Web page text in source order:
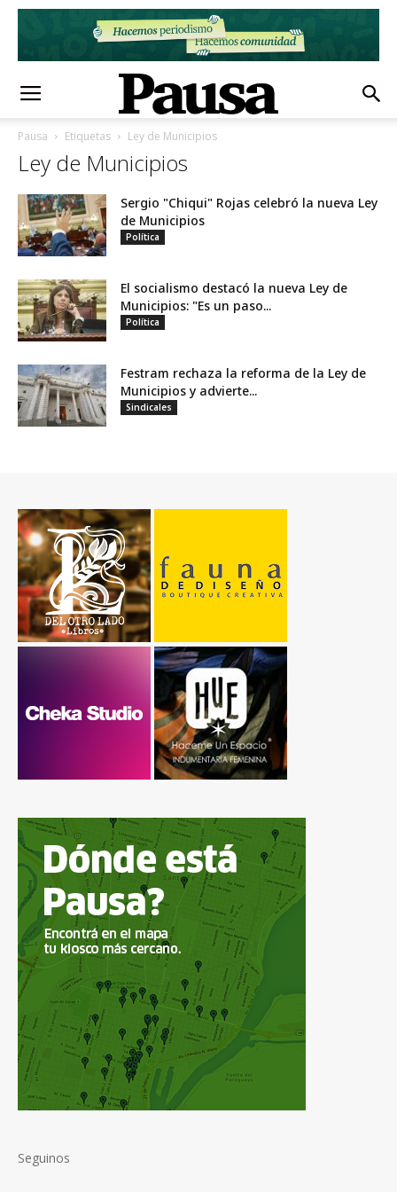
Pausa Etiquetas Ley de Municipios
Ley de Municipios
Sergio "Chiqui" Rojas celebró la nueva Ley
de Municipios
Política
El socialismo destacó la nueva Ley de
Municipios: "Es un paso...
Política
Festram rechaza la reforma de la Ley de
Municipios y advierte...
Sindicales
Seguinos